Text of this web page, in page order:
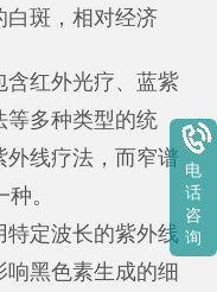
白斑，相对经济
含红外光疗、蓝紫
等多种类型的统
线疗法，而窄谱
。
定波长的紫外线
响黑色素生成的细
电
话
咨
询